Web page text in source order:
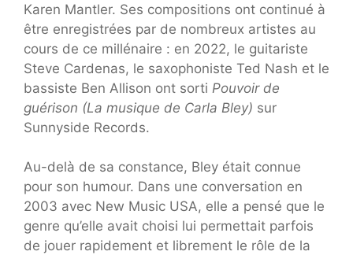
Karen Mantler. Ses compositions ont continué à
être enregistrées par de nombreux artistes au
cours de ce millénaire : en 2022, le guitariste
Steve Cardenas, le saxophoniste Ted Nash et le
bassiste Ben Allison ont sorti Pouvoir de
guérison (La musique de Carla Bley) sur
Sunnyside Records.
Au-delà de sa constance, Bley était connue
pour son humour. Dans une conversation en
2003 avec New Music USA, elle a pensé que le
genre qu’elle avait choisi lui permettait parfois
de jouer rapidement et librement le rôle de la